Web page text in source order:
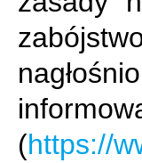
(https://